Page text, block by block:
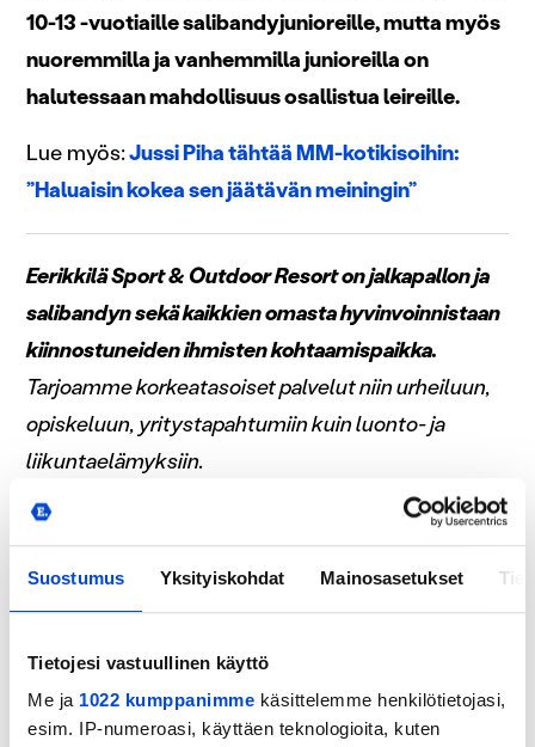
Suostumus Yksityiskohdat Mainosasetukset
Tietojesi vastuullinen käyttö
Me ja 1022 kumppanimme käsittelemme henkilötietojasi,
esim. IP-numeroasi, käyttäen teknologioita, kuten
10-13 -vuotiaille salibandyjunioreille, mutta myös
nuoremmilla ja vanhemmilla junioreilla on
halutessaan mahdollisuus osallistua leireille.
Lue myös:Jussi Piha tähtää MM-kotikisoihin:
”Haluaisin kokea sen jäätävän meiningin”
Eerikkilä Sport & Outdoor Resort on jalkapallon ja
salibandyn sekä kaikkien omasta hyvinvoinnistaan
kiinnostuneiden ihmisten kohtaamispaikka.
Tarjoamme korkeatasoiset palvelut niin urheiluun,
opiskeluun, yritystapahtumiin kuin luonto- ja
liikuntaelämyksiin.
Eerikkilä toimii rohkeasti ja vastuullisesti
hyvinvoinnin puolesta.Yleishyödyllisenä säätiönä
Eerikkilän kaikki tuotot ohjataan takaisin
vuosittain yli 25 000 lapsen ja nuoren hyvinvointia
seuratoiminnan kautta sekä autamme yli 40 000
henkilöä voimaan paremmin.